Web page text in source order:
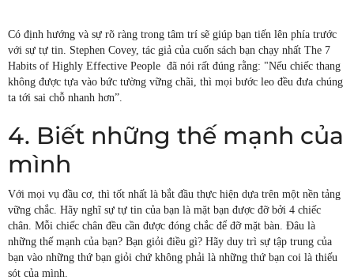
Có định hướng và sự rõ ràng trong tâm trí sẽ giúp bạn tiến lên phía trước
với sự tự tin. Stephen Covey, tác giả của cuốn sách bạn chạy nhất The 7
Habits of Highly Effective People đã nói rất đúng rằng: "Nếu chiếc thang
không được tựa vào bức tường vững chãi, thì mọi bước leo đều đưa chúng
ta tới sai chỗ nhanh hơn”.
4. Biết những thế mạnh của
mình
Với mọi vụ đầu cơ, thì tốt nhất là bắt đầu thực hiện dựa trên một nền tảng
vững chắc. Hãy nghĩ sự tự tin của bạn là mặt bạn được đỡ bởi 4 chiếc
chân. Mỗi chiếc chân đều cần được đóng chắc để đỡ mặt bàn. Đâu là
những thế mạnh của bạn? Bạn giỏi điều gì? Hãy duy trì sự tập trung của
bạn vào những thứ bạn giỏi chứ không phải là những thứ bạn coi là thiếu
sót của mình.